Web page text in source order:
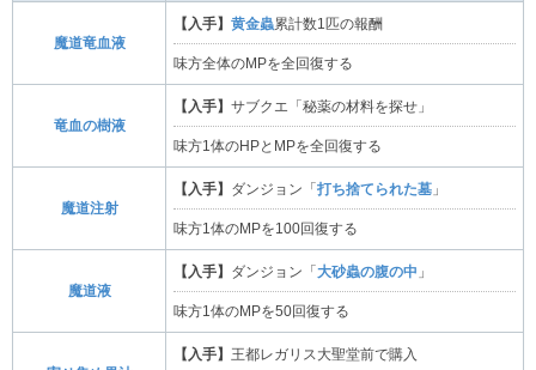
魔道竜血液
【入手】 黄金蟲累計数1匹の報酬
味方全体のMPを全回復する
竜血の樹液
【入手】 サブクエ「秘薬の材料を探せ」
味方1体のHPとMPを全回復する
魔道注射
【入手】 ダンジョン「 打ち捨てられた墓 」
味方1体のMPを100回復する
魔道液
【入手】 ダンジョン「 大砂蟲の腹の中 」
味方1体のMPを50回復する
【入手】 王都レガリス大聖堂前で購入